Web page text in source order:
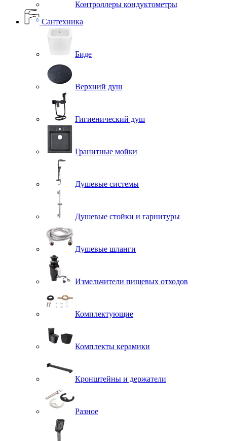
Контроллеры кондуктометры
Сантехника
Биде
Верхний душ
Гигиенический душ
Гранитные мойки
Душевые системы
Душевые стойки и гарнитуры
Душевые шланги
Измельчители пищевых отходов
Комплектующие
Комплекты керамики
Кронштейны и держатели
Разное